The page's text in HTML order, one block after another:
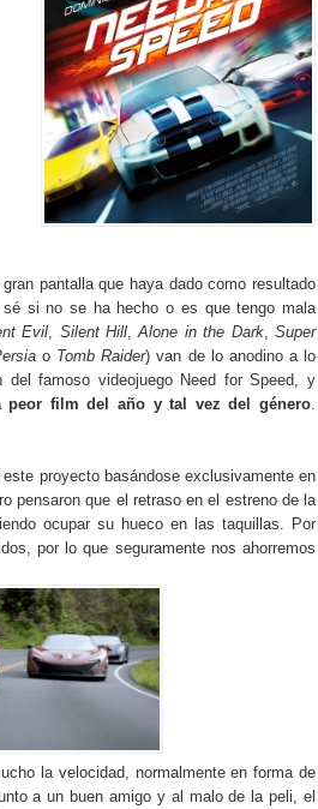
pantalla que haya dado como resultado
si no se ha hecho o es que tengo mala
Evil Silent Hill,Alone in the Dark,Super
o Tomb Raider) van de lo anodino a lo
del famoso videojuego Need for Speed, y
peor film del año y tal vez del género
proyecto basándose exclusivamente en
pensaron que el retraso en el estreno de la
ocupar su hueco en las taquillas. Por
por lo que seguramente nos ahorremos
la velocidad, normalmente en forma de
a un buen amigo y al malo de la peli, el